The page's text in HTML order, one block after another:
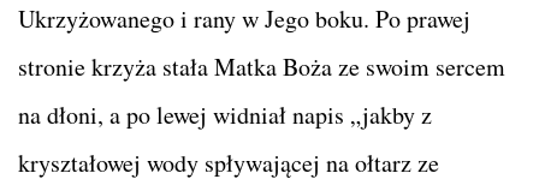
Ukrzyżowanego i rany w Jego boku. Po prawej
stronie krzyża stała Matka Boża ze swoim sercem
na dłoni, a po lewej widniał napis „jakby z
kryształowej wody spływającej na ołtarz ze